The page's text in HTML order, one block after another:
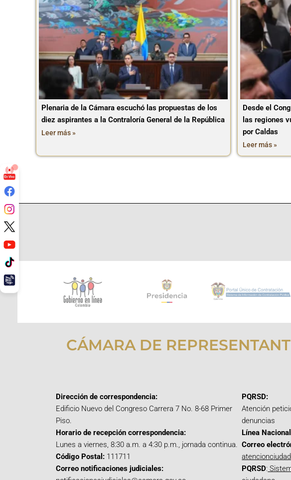
Plenaria de la Cámara escuchó las propuestas de los
diez aspirantes a la Contraloría General de la República
Leer más »
Desde el
las regiones
por Caldas
Leer más »
CÁMARA DE
Dirección de correspondencia:
Edificio Nuevo del Congreso Carrera 7 No. 8-68 Primer
Piso.
Horario de recepción correspondencia:
Lunes a viernes, 8:30 a.m. a 4:30 p.m., jornada continua.
Código Postal: 111711
Correo notificaciones judiciales:
PQRSD:
Atención
denuncias
Línea
Correo
PQRSD: